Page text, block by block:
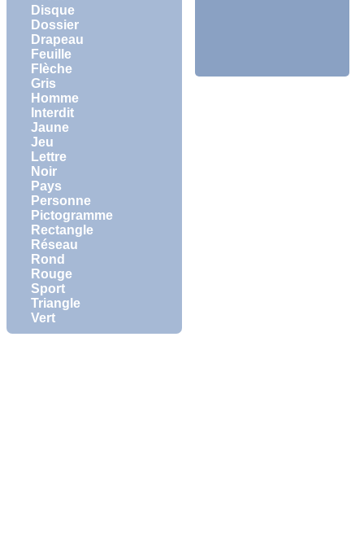
Disque
Dossier
Drapeau
Feuille
Flèche
Gris
Homme
Interdit
Jaune
Jeu
Lettre
Noir
Pays
Personne
Pictogramme
Rectangle
Réseau
Rond
Rouge
Sport
Triangle
Vert